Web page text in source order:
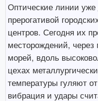
Оптические линии
прерогативой
центров. Сегодня их
месторождений,
морей, вдоль
цехах
температуры гуляют
вибрация и удары